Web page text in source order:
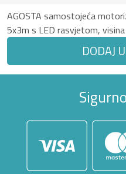
AGOSTA samostojeća
5x3m s LED rasvjetom,
DODAJ